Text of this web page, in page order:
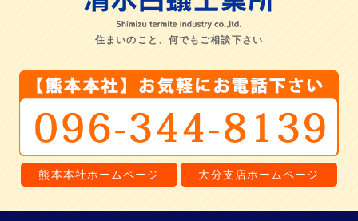
住まいのこと、何でもご相談下さい
熊本本社ホームページ 大分支店ホームページ